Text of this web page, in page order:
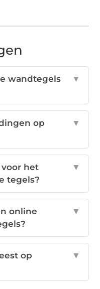
wandtegels
▼
op
▼
het
tegels?
▼
online
▼
op
▼